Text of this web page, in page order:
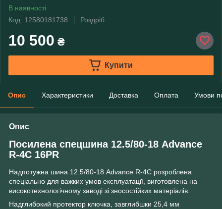
В наявності
Код: 12580181738
Роздріб
10 500 ₴
Купити
Опис Характеристики Доставка Оплата Умови
Опис
Посилена спецшина 12.5/80-18 Advance
R-4C 16PR
Надпотужна шина 12.5/80-18 Advance R-4C розроблена
спеціально для важких умов експлуатації, виготовлена на
високотехнологічному заводі зі зносостійких матеріалів.
Надглибокий протектор ключка, завглибшки 25,4 мм